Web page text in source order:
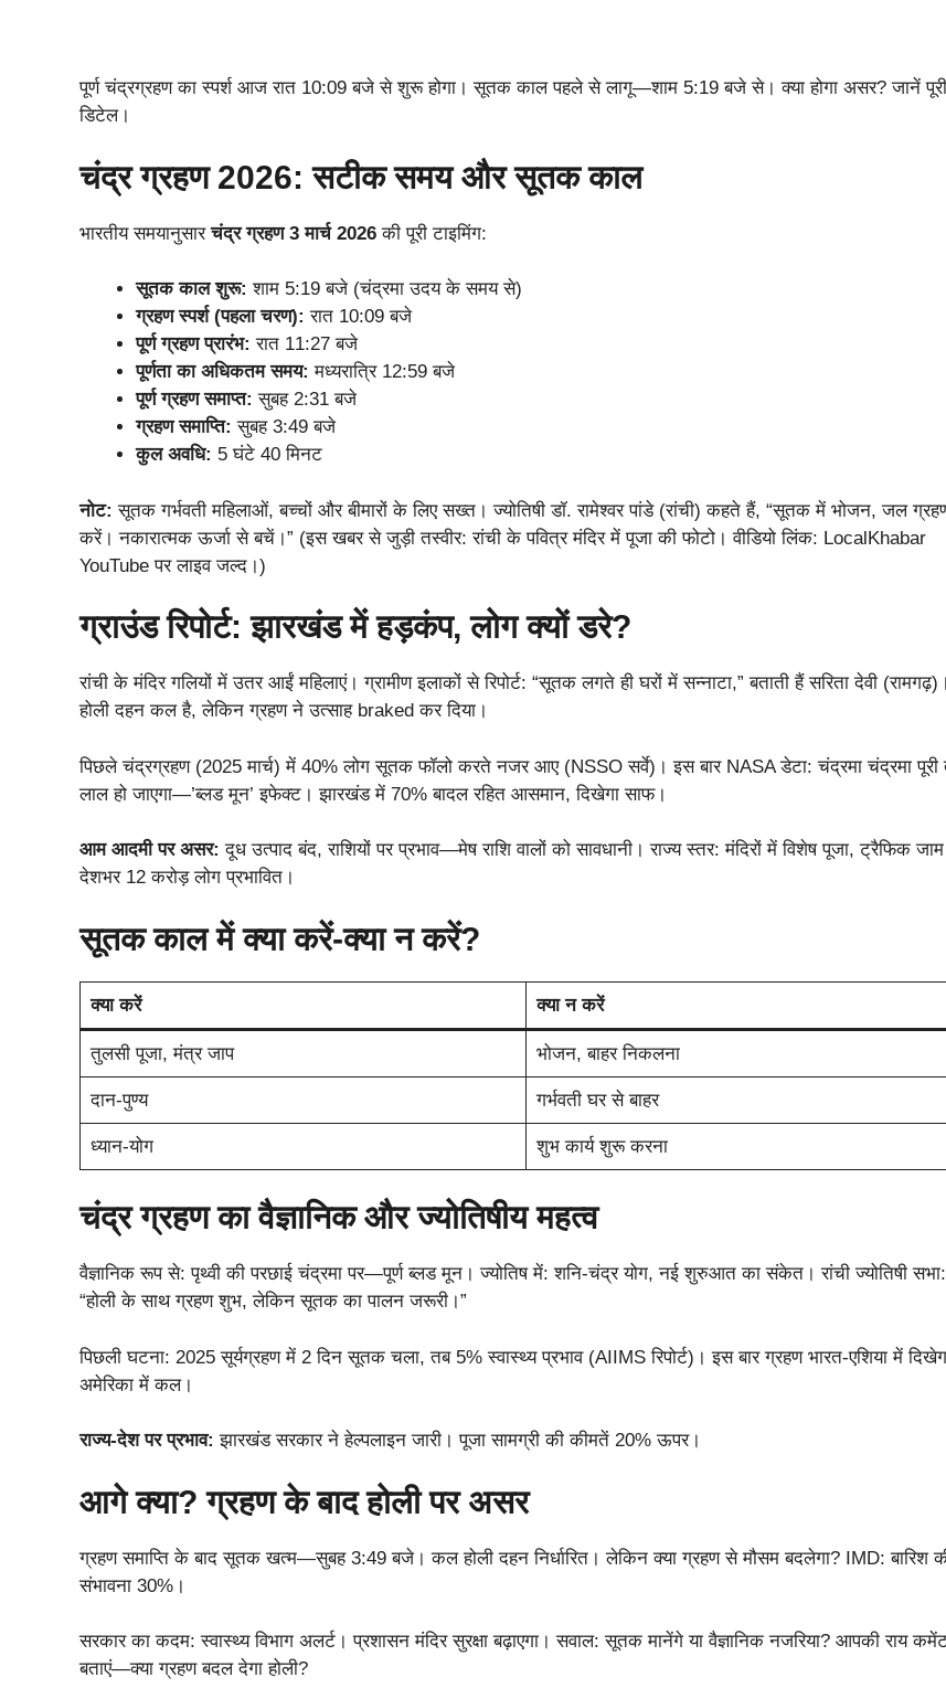
पूर्ण चंद्रग्रहण का स्पर्श आज रात 10:09 बजे से शुरू होगा। सूतक काल पहले से लागू—शाम 5:19 बजे से। क्या होगा असर? जानें पूरी
डिटेल।
चंद्र ग्रहण 2026: सटीक समय और सूतक काल
भारतीय समयानुसारचंद्र ग्रहण 3 मार्च 2026 की पूरी टाइमिंग:
सूतक काल शुरू: शाम 5:19 बजे (चंद्रमा उदय के समय से)
ग्रहण स्पर्श (पहला चरण): रात 10:09 बजे
पूर्ण ग्रहण प्रारंभ: रात 11:27 बजे
पूर्णता का अधिकतम समय: मध्यरात्रि 12:59 बजे
पूर्ण ग्रहण समाप्त: सुबह 2:31 बजे
ग्रहण समाप्ति: सुबह 3:49 बजे
कुल अवधि: 5 घंटे 40 मिनट
नोट: सूतक गर्भवती महिलाओं, बच्चों और बीमारों के लिए सख्त। ज्योतिषी डॉ. रामेश्वर पांडे (रांची) कहते हैं, “सूतक में भोजन, जल
करें। नकारात्मक ऊर्जा से बचें।” (इस खबर से जुड़ी तस्वीर: रांची के पवित्र मंदिर में पूजा की फोटो। वीडियो लिंक: LocalKhabar
YouTube पर लाइव जल्‍द।)
ग्राउंड रिपोर्ट: झारखंड में हड़कंप, लोग क्यों डरे?
रांची के मंदिर गलियों में उतर आईं महिलाएं। ग्रामीण इलाकों से रिपोर्ट: “सूतक लगते ही घरों में सन्नाटा,” बताती हैं सरिता देवी (रामगढ़)।
होली दहन कल है, लेकिन ग्रहण ने उत्साह braked कर दिया।
पिछले चंद्रग्रहण (2025 मार्च) में 40% लोग सूतक फॉलो करते नजर आए (NSSO सर्वे)। इस बार NASA डेटा: चंद्रमा चंद्रमा पूरी
लाल हो जाएगा—’ब्लड मून’ इफेक्ट। झारखंड में 70% बादल रहित आसमान, दिखेगा साफ।
आम आदमी पर असर: दूध उत्पाद बंद, राशियों पर प्रभाव—मेष राशि वालों को सावधानी। राज्य स्तर: मंदिरों में विशेष पूजा, ट्रैफिक
देशभर 12 करोड़ लोग प्रभावित।
सूतक काल में क्या करें-क्या न करें?
क्या करें क्या न करें
तुलसी पूजा, मंत्र जाप भोजन, बाहर निकलना
दान-पुण्य गर्भवती घर से बाहर
ध्यान-योग शुभ कार्य शुरू करना
चंद्र ग्रहण का वैज्ञानिक और ज्योतिषीय महत्व
वैज्ञानिक रूप से: पृथ्वी की परछाई चंद्रमा पर—पूर्ण ब्लड मून। ज्योतिष में: शनि-चंद्र योग, नई शुरुआत का संकेत। रांची ज्योतिषी सभा:
“होली के साथ ग्रहण शुभ, लेकिन सूतक का पालन जरूरी।”
पिछली घटना: 2025 सूर्यग्रहण में 2 दिन सूतक चला, तब 5% स्वास्थ्य प्रभाव (AIIMS रिपोर्ट)। इस बार ग्रहण भारत-एशिया में
अमेरिका में कल।
राज्य-देश पर प्रभाव: झारखंड सरकार ने हेल्पलाइन जारी। पूजा सामग्री की कीमतें 20% ऊपर।
आगे क्या? ग्रहण के बाद होली पर असर
ग्रहण समाप्ति के बाद सूतक खत्म—सुबह 3:49 बजे। कल होली दहन निर्धारित। लेकिन क्या ग्रहण से मौसम बदलेगा? IMD: बारिश
संभावना 30%।
सरकार का कदम: स्वास्थ्य विभाग अलर्ट। प्रशासन मंदिर सुरक्षा बढ़ाएगा। सवाल: सूतक मानेंगे या वैज्ञानिक नजरिया? आपकी राय
बताएं—क्या ग्रहण बदल देगा होली?